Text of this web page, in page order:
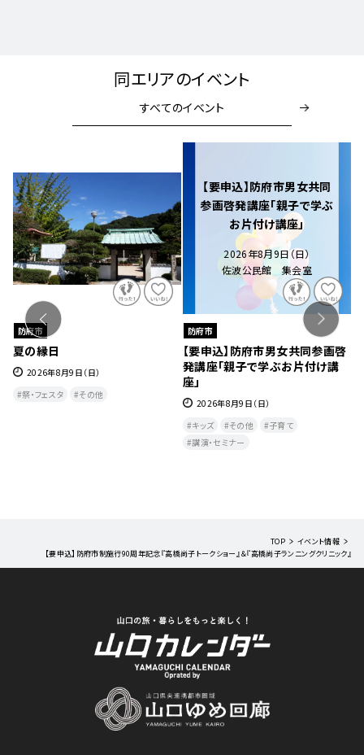
同エリアのイベント
すべてのイベント
防府市
夏の縁日
2026年8月9日（日）
祭・フェスタ
その他
【要申込】防府市男女共同
参画啓発講座「親子で学ぶ
お片付け講座」
2026年8月9日（日）
佐波公民館 集会室
防府市
【要申込】防府市男女共同参画啓
発講座「親子で学ぶお片付け講
座」
2026年8月9日（日）
キッズ
その他
子育て
講演・セミナー
TOP
イベント情報
【要申込】防府市制施行90周年記念『高橋尚子トークショー』＆『高橋尚子ランニングクリニック』